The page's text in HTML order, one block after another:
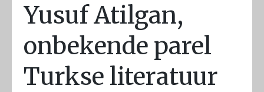
Yusuf Atilgan,
onbekende parel
Turkse literatuur